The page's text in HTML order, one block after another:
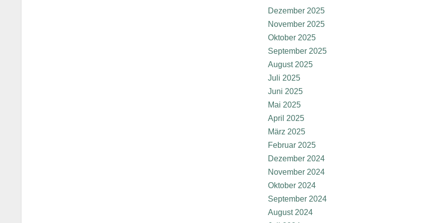
Dezember 2025
November 2025
Oktober 2025
September 2025
August 2025
Juli 2025
Juni 2025
Mai 2025
April 2025
März 2025
Februar 2025
Dezember 2024
November 2024
Oktober 2024
September 2024
August 2024